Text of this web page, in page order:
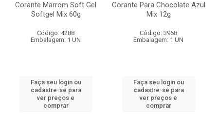
Corante Marrom Soft Gel
Softgel Mix 60g
Código: 4288
Embalagem: 1 UN
Faça seu login ou
cadastre-se para
ver preços e
comprar
Corante Para Chocolate Azul
Mix 12g
Código: 3968
Embalagem: 1 UN
Faça seu login ou
cadastre-se para
ver preços e
comprar